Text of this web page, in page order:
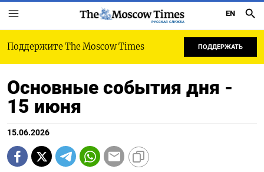
РУССКАЯ СЛУЖБА
EN
Поддержите The Moscow Times ПОДДЕРЖАТЬ
Основные события дня -
15 июня
15.06.2026